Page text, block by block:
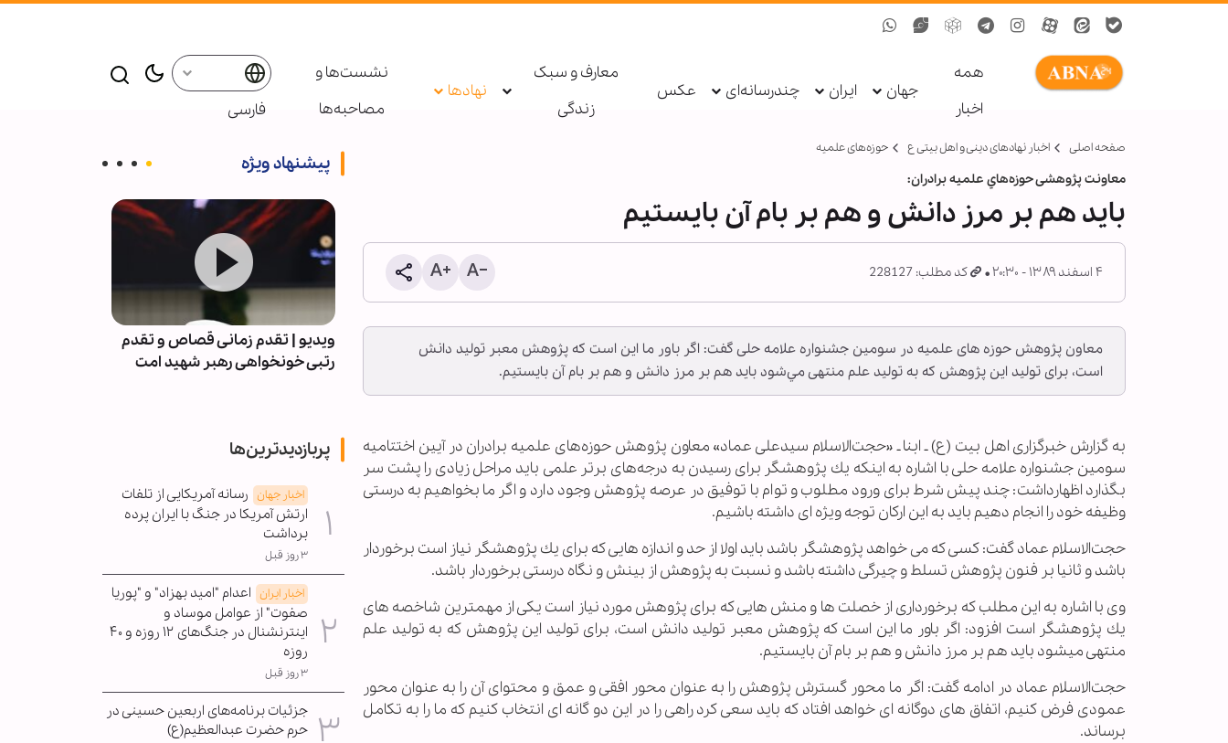
همه
اخبار
جهان ایران چندرسانه‌ای عکس
معارف و سبک
زندگی
نهادها
نشست‌ها و
مصاحبه‌ها
فارسی
صفحه اصلی اخبار نهادهای دینی و اهل بیتی ع حوزه‌های علمیه
معاونت پژوهشی حوزه‌هاي علميه برادران:
بايد هم بر مرز دانش و هم بر بام آن بايستيم
۴ اسفند ۱۳۸۹ - ۲۰:۳۰ کد مطلب: 228127
معاون پژوهش حوزه های علميه در سومين جشنواره علامه حلی گفت: اگر باور ما اين است كه پژوهش معبر توليد دانش
است، برای توليد اين پژوهش كه به توليد علم منتهی مي‌شود بايد هم بر مرز دانش و هم بر بام آن بايستيم.
به گزارش خبرگزاری اهل بیت (ع) ـ ابنا ـ «حجت‌الاسلام سيدعلی عماد» معاون پژوهش حوزه‌های علميه برادران در آيين اختتاميه
سومين جشنواره علامه حلی با اشاره به اينكه يك پژوهشگر برای رسيدن به درجه‌های برتر علمی بايد مراحل زيادی را پشت سر
بگذارد اظهارداشت: چند پيش شرط برای ورود مطلوب و توام با توفيق در عرصه پژوهش وجود دارد و اگر ما بخواهيم به درستی
وظيفه خود را انجام دهيم بايد به اين اركان توجه ويژه ای داشته باشيم.
حجت‌الاسلام عماد گفت: كسی كه می خواهد پژوهشگر باشد بايد اولا از حد و اندازه هايی كه برای يك پژوهشگر نياز است برخوردار
باشد و ثانيا بر فنون پژوهش تسلط و چيرگی داشته باشد و نسبت به پژوهش از بينش و نگاه درستی برخوردار باشد.
وی با اشاره به اين مطلب كه برخورداری از خصلت ها و منش هايی كه برای پژوهش مورد نياز است يكی از مهمترين شاخصه های
يك پژوهشگر است افزود: اگر باور ما اين است كه پژوهش معبر توليد دانش است، برای توليد اين پژوهش كه به توليد علم
منتهی ميشود بايد هم بر مرز دانش و هم بر بام آن بايستيم.
حجت‌الاسلام عماد در ادامه گفت: اگر ما محور گسترش پژوهش را به عنوان محور افقی و عمق و محتوای آن را به عنوان محور
عمودی فرض كنيم، اتفاق های دوگانه ای خواهد افتاد كه بايد سعی كرد راهی را در اين دو گانه ای انتخاب كنيم كه ما را به تكامل
برساند.
پیشنهاد ویژه
گزارش تصویری | مجلس عزاداری
اربعین حسینی در حسینیه پنج‌تن
خولنای بنگلادش
ویدیو | تقدم زمانی قصاص و تقدم
رتبی خونخواهی رهبر شهید امت
پربازدیدترین‌ها
اخبار جهان رسانه آمریکایی از تلفات
ارتش آمریکا در جنگ با ایران پرده
برداشت
۳ روز قبل
اخبار ایران اعدام "امید بهزاد" و "پوریا
صفوت" از عوامل موساد و
اینترنشنال در جنگ‌های ۱۲ روزه و ۴۰
روزه
۳ روز قبل
جزئیات برنامه‌های اربعین حسینی در
حرم حضرت عبدالعظیم(ع)